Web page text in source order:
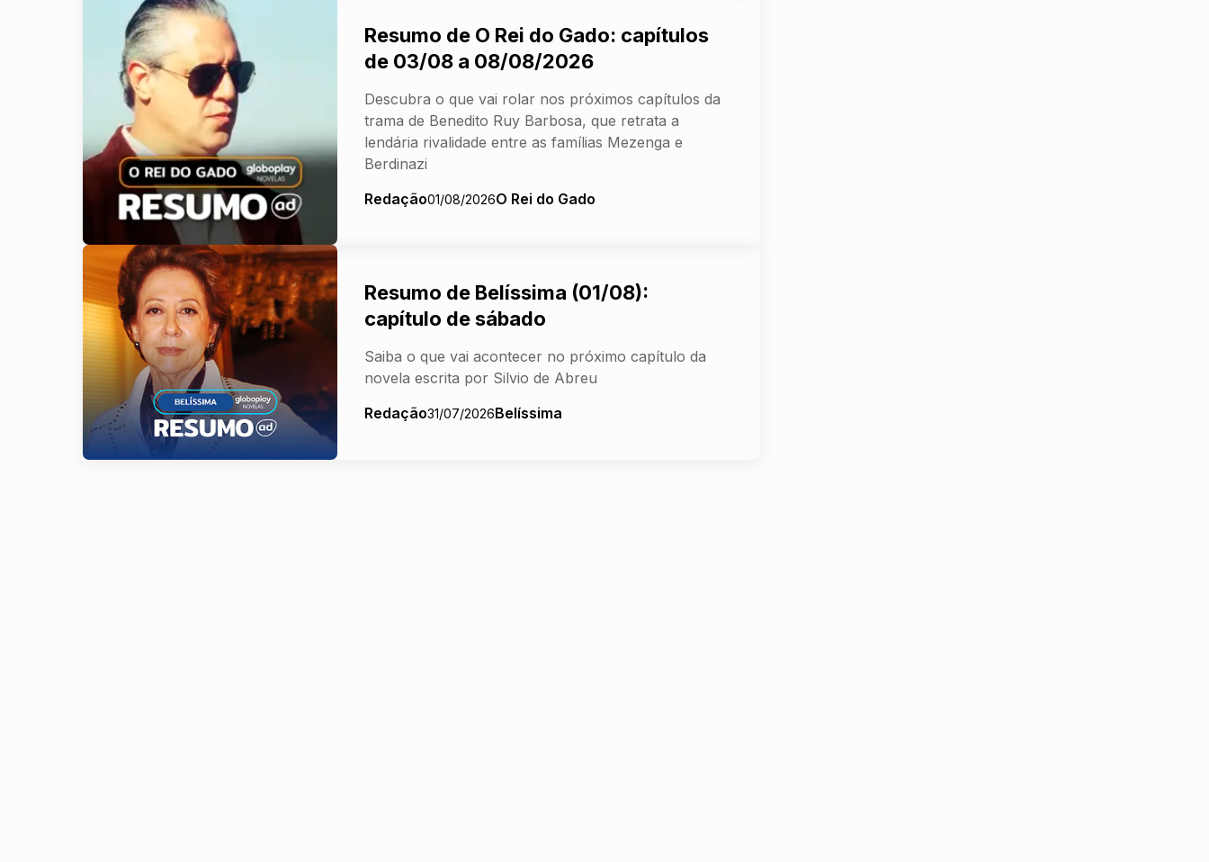
Resumo de O Rei do Gado: capítulos
de 03/08 a 08/08/2026
Descubra o que vai rolar nos próximos capítulos da
trama de Benedito Ruy Barbosa, que retrata a
lendária rivalidade entre as famílias Mezenga e
Berdinazi
Redação01/08/2026O Rei do Gado
Resumo de Belíssima (01/08):
capítulo de sábado
Saiba o que vai acontecer no próximo capítulo da
novela escrita por Silvio de Abreu
Redação31/07/2026Belíssima